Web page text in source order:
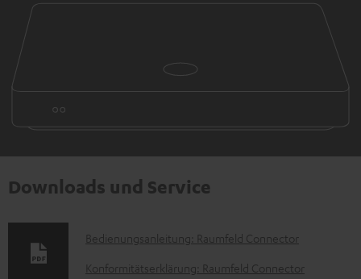
Downloads und Service
D
o
Bedienungsanleitung: Raumfeld Connector
Konformitätserklärung: Raumfeld Connector